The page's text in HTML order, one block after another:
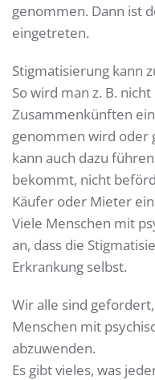
genommen. Dann ist
eingetreten.
Stigmatisierung kann
So wird man z. B.
Zusammenkünften
genommen wird oder
kann auch dazu
bekommt, nicht
Käufer oder Mieter
Viele Menschen mit
an, dass die
Erkrankung selbst.
Wir alle sind
Menschen mit
abzuwenden.
Es gibt vieles, was